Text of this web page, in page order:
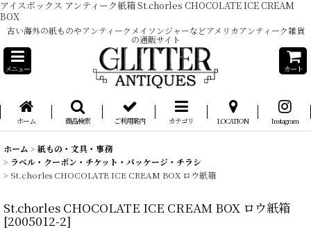
アイスボックス アンティーク紙箱 St.chorles CHOCOLATE ICE CREAM
BOX
古い海外の紙ものやアンティークメイソンジャーなどアメリカアンティーク雑貨
の通販サイト
メニュー カート
ホーム 商品検索 ご利用案内 カテゴリ LOCATION Instagram
ホーム > 紙もの・文具・事務
> ラベル・クーポン・チケット・パッケージ・チラシ
> St.chorles CHOCOLATE ICE CREAM BOX ロウ紙箱
St.chorles CHOCOLATE ICE CREAM BOX ロウ紙箱
[2005012-2]